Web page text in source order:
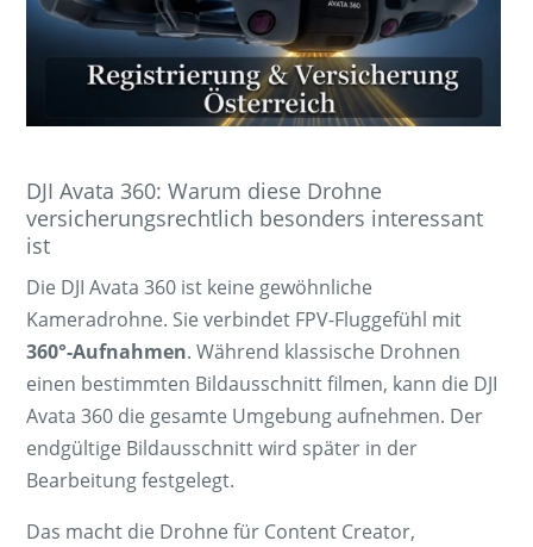
DJI Avata 360: Warum diese Drohne
versicherungsrechtlich besonders interessant
ist
Die DJI Avata 360 ist keine gewöhnliche
Kameradrohne. Sie verbindet FPV-Fluggefühl mit
360°-Aufnahmen. Während klassische Drohnen
einen bestimmten Bildausschnitt filmen, kann die DJI
Avata 360 die gesamte Umgebung aufnehmen. Der
endgültige Bildausschnitt wird später in der
Bearbeitung festgelegt.
Das macht die Drohne für Content Creator,